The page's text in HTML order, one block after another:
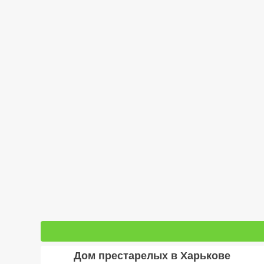
Дом престарелых в Харькове